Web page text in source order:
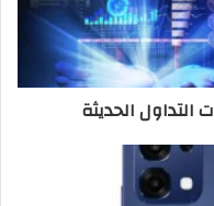
التداول الحديثة